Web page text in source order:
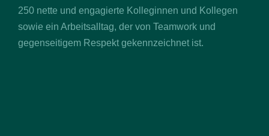
250 nette und engagierte Kolleginnen und Kollegen
sowie ein Arbeitsalltag, der von Teamwork und
gegenseitigem Respekt gekennzeichnet ist.